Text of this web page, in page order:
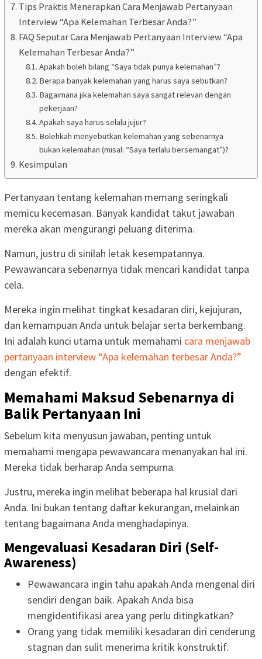
Tips Praktis Menerapkan Cara Menjawab Pertanyaan
Interview “Apa Kelemahan Terbesar Anda?”
FAQ Seputar Cara Menjawab Pertanyaan Interview “Apa
Kelemahan Terbesar Anda?”
Apakah boleh bilang “Saya tidak punya kelemahan”?
Berapa banyak kelemahan yang harus saya sebutkan?
Bagaimana jika kelemahan saya sangat relevan dengan
pekerjaan?
Apakah saya harus selalu jujur?
Bolehkah menyebutkan kelemahan yang sebenarnya
bukan kelemahan (misal: “Saya terlalu bersemangat”)?
Kesimpulan
Pertanyaan tentang kelemahan memang seringkali
memicu kecemasan. Banyak kandidat takut jawaban
mereka akan mengurangi peluang diterima.
Namun, justru di sinilah letak kesempatannya.
Pewawancara sebenarnya tidak mencari kandidat tanpa
cela.
Mereka ingin melihat tingkat kesadaran diri, kejujuran,
dan kemampuan Anda untuk belajar serta berkembang.
Ini adalah kunci utama untuk memahami cara menjawab
pertanyaan interview “Apa kelemahan terbesar Anda?”
dengan efektif.
Memahami Maksud Sebenarnya di
Balik Pertanyaan Ini
Sebelum kita menyusun jawaban, penting untuk
memahami mengapa pewawancara menanyakan hal ini.
Mereka tidak berharap Anda sempurna.
Justru, mereka ingin melihat beberapa hal krusial dari
Anda. Ini bukan tentang daftar kekurangan, melainkan
tentang bagaimana Anda menghadapinya.
Mengevaluasi Kesadaran Diri (Self-
Awareness)
Pewawancara ingin tahu apakah Anda mengenal diri
sendiri dengan baik. Apakah Anda bisa
mengidentifikasi area yang perlu ditingkatkan?
Orang yang tidak memiliki kesadaran diri cenderung
stagnan dan sulit menerima kritik konstruktif.